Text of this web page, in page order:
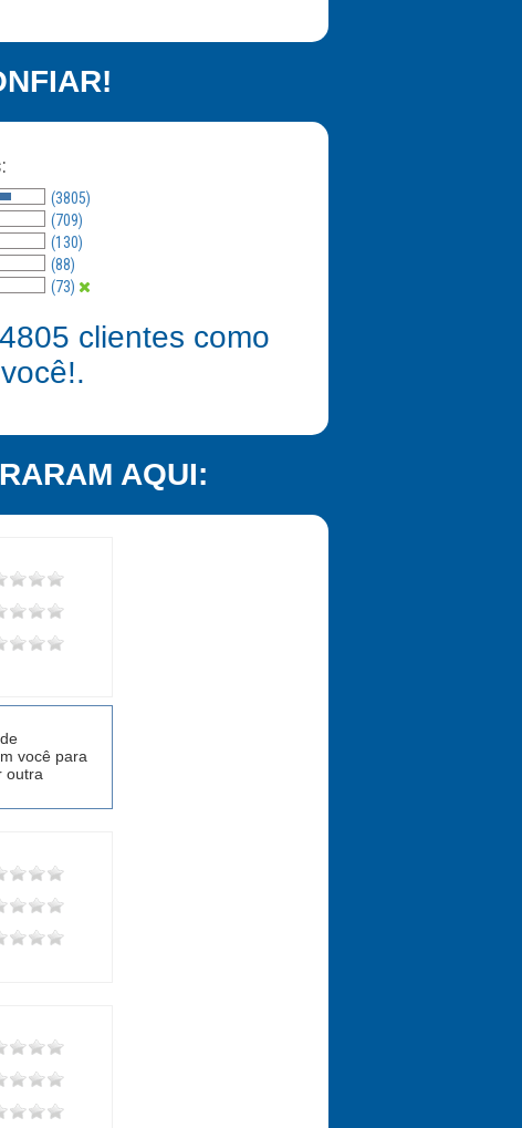
(3805)
(709)
(130)
(88)
(73)
4805 clientes como
você!.
AQUI:
você para
outra